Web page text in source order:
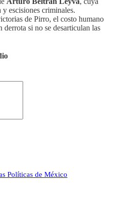
escisiones criminales.
de Pirro, el costo humano
si no se desarticulan las
Políticas de México